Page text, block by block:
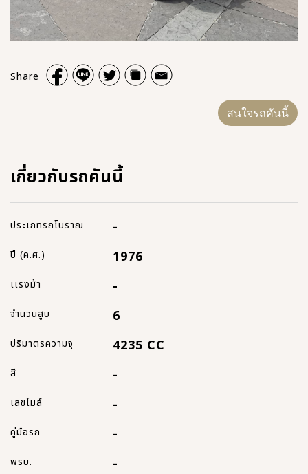
Share
สนใจรถคันนี้
เกี่ยวกับรถคันนี้
ประเภทรถโบราณ -
ปี (ค.ศ.) 1976
เเรงม้า -
จำนวนสูบ 6
ปริมาตรความจุ 4235 CC
สี -
เลขไมล์ -
คู่มือรถ -
พรบ. -